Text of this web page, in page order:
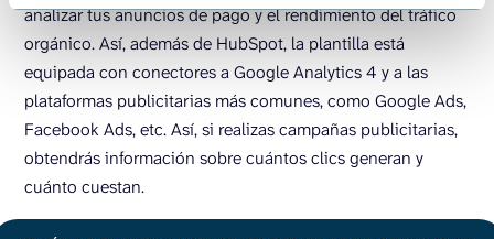
analizar tus anuncios de pago y el rendimiento del tráfico
orgánico. Así, además de HubSpot, la plantilla está
equipada con conectores a Google Analytics 4 y a las
plataformas publicitarias más comunes, como Google Ads,
Facebook Ads, etc. Así, si realizas campañas publicitarias,
obtendrás información sobre cuántos clics generan y
cuánto cuestan.